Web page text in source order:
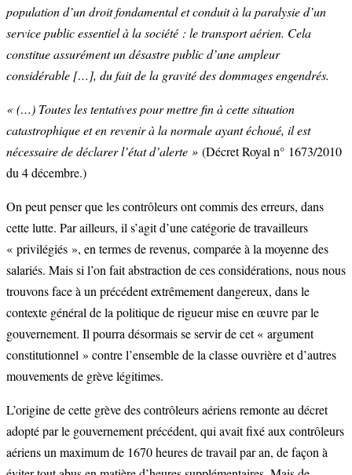
population d’un droit fondamental et conduit à la paralysie d’un
service public essentiel à la société : le transport aérien. Cela
constitue assurément un désastre public d’une ampleur
considérable […], du fait de la gravité des dommages engendrés.
« (…) Toutes les tentatives pour mettre fin à cette situation
catastrophique et en revenir à la normale ayant échoué, il est
nécessaire de déclarer l’état d’alerte » (Décret Royal n° 1673/2010
du 4 décembre.)
On peut penser que les contrôleurs ont commis des erreurs, dans
cette lutte. Par ailleurs, il s’agit d’une catégorie de travailleurs
« privilégiés », en termes de revenus, comparée à la moyenne des
salariés. Mais si l’on fait abstraction de ces considérations, nous nous
trouvons face à un précédent extrêmement dangereux, dans le
contexte général de la politique de rigueur mise en œuvre par le
gouvernement. Il pourra désormais se servir de cet « argument
constitutionnel » contre l’ensemble de la classe ouvrière et d’autres
mouvements de grève légitimes.
L’origine de cette grève des contrôleurs aériens remonte au décret
adopté par le gouvernement précédent, qui avait fixé aux contrôleurs
aériens un maximum de 1670 heures de travail par an, de façon à